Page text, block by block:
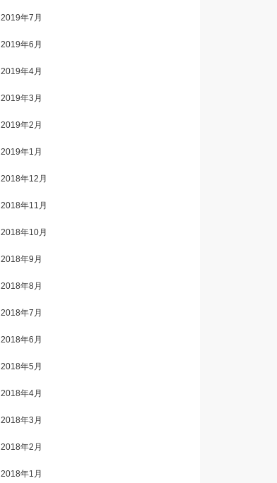
2019年7月
2019年6月
2019年4月
2019年3月
2019年2月
2019年1月
2018年12月
2018年11月
2018年10月
2018年9月
2018年8月
2018年7月
2018年6月
2018年5月
2018年4月
2018年3月
2018年2月
2018年1月